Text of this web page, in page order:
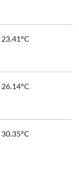
23.41°C
26.14°C
30.35°C